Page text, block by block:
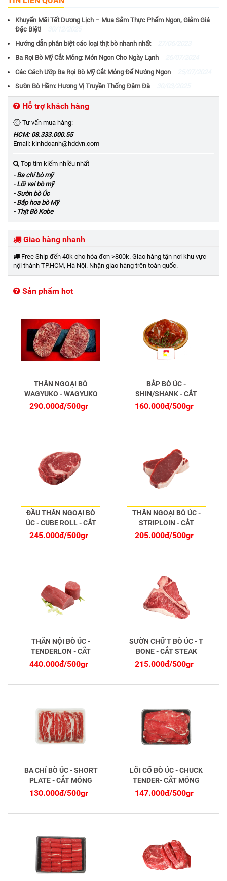
Khuyến Mãi Tết Dương Lịch – Mua Sắm Thực Phẩm Ngon, Giảm Giá
Đặc Biệt!
Hướng dẫn phân biệt các loại thịt bò nhanh nhất
Ba Rọi Bò Mỹ Cắt Mỏng: Món Ngon Cho Ngày Lạnh
Các Cách Ướp Ba Rọi Bò Mỹ Cắt Mỏng Để Nướng Ngon
Sườn Bò Hầm: Hương Vị Truyền Thống Đậm Đà
Hỗ trợ khách hàng
Tư vấn mua hàng:
HCM: 08.333.000.55
Email: kinhdoanh@hddvn.com
Top tìm kiếm nhiều nhất
- Ba chỉ bò mỹ
- Lõi vai bò mỹ
- Sườn bò Úc
- Bắp hoa bò Mỹ
- Thịt Bò Kobe
Giao hàng nhanh
Free Ship đến 40k cho hóa đơn >800k. Giao hàng tận nơi khu vực
nội thành TP.HCM, Hà Nội. Nhận giao hàng trên toàn quốc.
Sản phẩm hot
THĂN NGOẠI BÒ
WAGYUKO - WAGYUKO
STRIPLOIN
290.000đ/500gr
BẮP BÒ ÚC -
SHIN/SHANK - CẮT
MỎNG
160.000đ/500gr
ĐẦU THĂN NGOẠI BÒ
ÚC - CUBE ROLL - CẮT
STEAK
245.000đ/500gr
THĂN NGOẠI BÒ ÚC -
STRIPLOIN - CẮT
STEAK
205.000đ/500gr
THĂN NỘI BÒ ÚC -
TENDERLON - CẮT
STEAK
440.000đ/500gr
SƯỜN CHỮ T BÒ ÚC - T
BONE - CẮT STEAK
215.000đ/500gr
BA CHỈ BÒ ÚC - SHORT
PLATE - CẮT MỎNG
130.000đ/500gr
LÕI CỔ BÒ ÚC - CHUCK
TENDER- CẮT MỎNG
147.000đ/500gr